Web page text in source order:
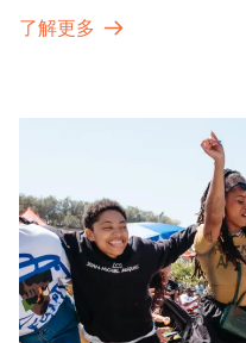
通过亲身参与和虚拟的治
了解更多